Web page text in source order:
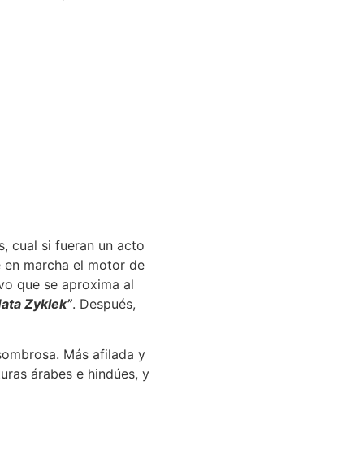
cual si fueran un acto
en marcha el motor de
que se aproxima al
Zyklek”. Después,
Más afilada y
árabes e hindúes, y